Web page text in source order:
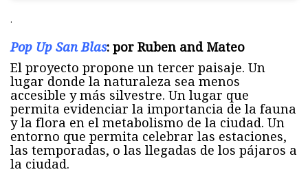
.
Pop Up San Blas: por Ruben and Mateo
El proyecto propone un tercer paisaje. Un
lugar donde la naturaleza sea menos
accesible y más silvestre. Un lugar que
permita evidenciar la importancia de la fauna
y la flora en el metabolismo de la ciudad. Un
entorno que permita celebrar las estaciones,
las temporadas, o las llegadas de los pájaros a
la ciudad.